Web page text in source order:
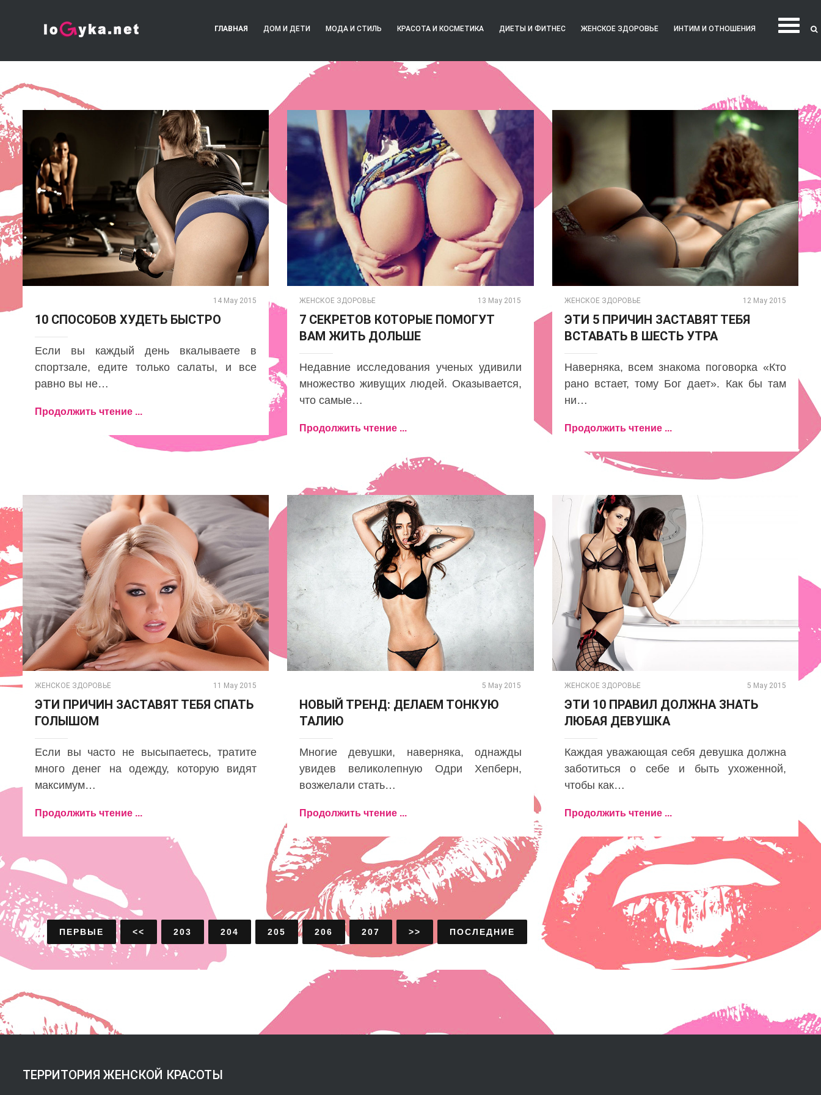
ГЛАВНАЯ ДОМ И ДЕТИ МОДА И СТИЛЬ КРАСОТА И КОСМЕТИКА ДИЕТЫ И ФИТНЕС ЖЕНСКОЕ ЗДОРОВЬЕ ИНТИМ И ОТНОШЕНИЯ
14 May 2015
10 СПОСОБОВ ХУДЕТЬ БЫСТРО
Если вы каждый день вкалываете в
спортзале, едите только салаты, и все
равно вы не…
Продолжить чтение ...
ЖЕНСКОЕ ЗДОРОВЬЕ 13 May 2015
7 СЕКРЕТОВ КОТОРЫЕ ПОМОГУТ
ВАМ ЖИТЬ ДОЛЬШЕ
Недавние исследования ученых удивили
множество живущих людей. Оказывается,
что самые…
Продолжить чтение ...
ЖЕНСКОЕ ЗДОРОВЬЕ 12 May 2015
ЭТИ 5 ПРИЧИН ЗАСТАВЯТ ТЕБЯ
ВСТАВАТЬ В ШЕСТЬ УТРА
Наверняка, всем знакома поговорка «Кто
рано встает, тому Бог дает». Как бы там
ни…
Продолжить чтение ...
ЖЕНСКОЕ ЗДОРОВЬЕ 11 May 2015
ЭТИ ПРИЧИН ЗАСТАВЯТ ТЕБЯ СПАТЬ
ГОЛЫШОМ
Если вы часто не высыпаетесь, тратите
много денег на одежду, которую видят
максимум…
Продолжить чтение ...
5 May 2015
НОВЫЙ ТРЕНД: ДЕЛАЕМ ТОНКУЮ
ТАЛИЮ
Многие девушки, наверняка, однажды
увидев великолепную Одри Хепберн,
возжелали стать…
Продолжить чтение ...
ЖЕНСКОЕ ЗДОРОВЬЕ 5 May 2015
ЭТИ 10 ПРАВИЛ ДОЛЖНА ЗНАТЬ
ЛЮБАЯ ДЕВУШКА
Каждая уважающая себя девушка должна
заботиться о себе и быть ухоженной,
чтобы как…
Продолжить чтение ...
ПЕРВЫЕ << 203 204 205 206 207 >> ПОСЛЕДНИЕ
ТЕРРИТОРИЯ ЖЕНСКОЙ КРАСОТЫ